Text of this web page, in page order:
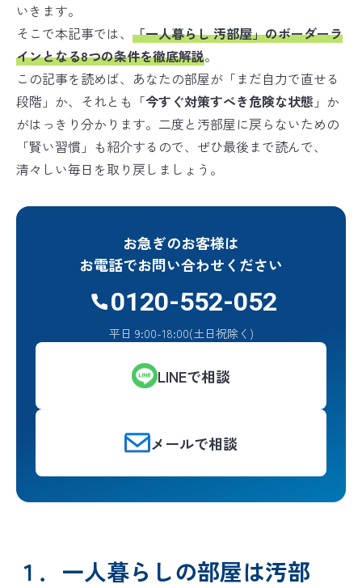
いきます。
そこで本記事では、 「一人暮らし 汚部屋」のボーダーラ
インとなる8つの条件を徹底解説。
この記事を読めば、あなたの部屋が「まだ自力で直せる
段階」か、それとも「今すぐ対策すべき危険な状態 」か
がはっきり分かります。二度と汚部屋に戻らないための
「賢い習慣」も紹介するので、ぜひ最後まで読んで、
清々しい毎日を取り戻しましょう。
お急ぎのお客様は
お電話でお問い合わせください
0120-552-052
平日 9:00-18:00(土日祝除く)
LINEで相談
メールで相談
１．一人暮らしの部屋は汚部